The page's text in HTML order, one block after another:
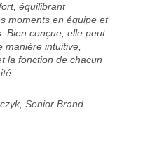
équilibrant
moments en équipe et
Bien conçue, elle peut
manière intuitive,
la fonction de chacun
Senior Brand